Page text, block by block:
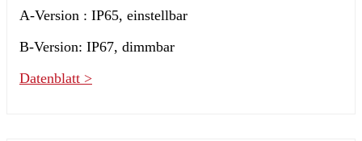
A-Version : IP65, einstellbar
B-Version: IP67, dimmbar
Datenblatt >